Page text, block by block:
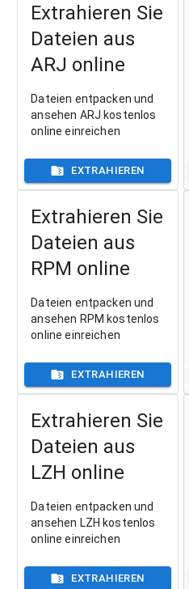
Extrahieren Sie
Dateien aus
ARJ online
Dateien entpacken und
ansehen ARJ kostenlos
online einreichen
EXTRAHIEREN
Extrahieren Sie
Dateien aus
RPM online
Dateien entpacken und
ansehen RPM kostenlos
online einreichen
EXTRAHIEREN
Extrahieren Sie
Dateien aus
LZH online
Dateien entpacken und
ansehen LZH kostenlos
online einreichen
EXTRAHIEREN